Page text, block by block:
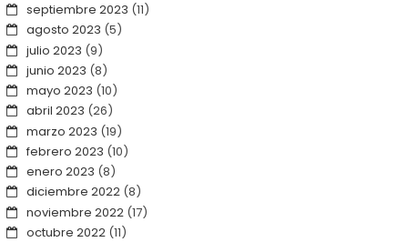
septiembre 2023 (11)
agosto 2023 (5)
julio 2023 (9)
junio 2023 (8)
mayo 2023 (10)
abril 2023 (26)
marzo 2023 (19)
febrero 2023 (10)
enero 2023 (8)
diciembre 2022(8)
noviembre 2022(17)
octubre 2022(11)